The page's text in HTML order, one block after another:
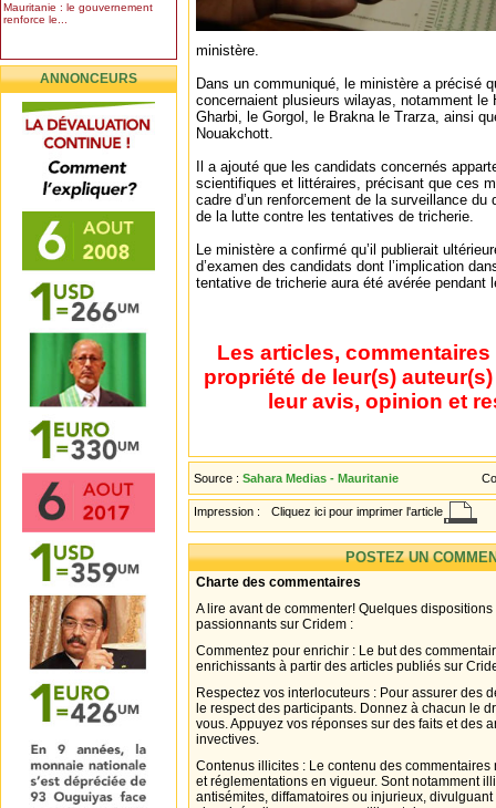
Mauritanie : le gouvernement
renforce le...
ANNONCEURS
ministère.
Dans un communiqué, le ministère a précisé
concernaient plusieurs wilayas, notamment le
Gharbi, le Gorgol, le Brakna le Trarza, ainsi
Nouakchott.
Il a ajouté que les candidats concernés
scientifiques et littéraires, précisant que ces
cadre d’un renforcement de la surveillance du
de la lutte contre les tentatives de tricherie.
Le ministère a confirmé qu’il publierait
d’examen des candidats dont l’implication
tentative de tricherie aura été avérée pendant
Les articles,
propriété de leur(s)
leur avis, opinion et
Source : Sahara Medias - Mauritanie
Impression : Cliquez ici pour imprimer l'article
POSTEZ UN
Charte des commentaires
A lire avant de commenter! Quelques
passionnants sur Cridem :
Commentez pour enrichir : Le but des
enrichissants à partir des articles publiés sur
Respectez vos interlocuteurs : Pour assurer des
le respect des participants. Donnez à chacun le
vous. Appuyez vos réponses sur des faits et des
invectives.
Contenus illicites : Le contenu des
et réglementations en vigueur. Sont notamment
antisémites, diffamatoires ou injurieux,